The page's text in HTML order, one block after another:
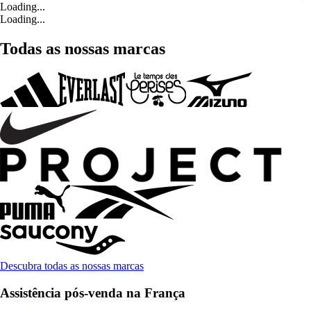
Loading...
Loading...
Todas as nossas marcas
Descubra todas as nossas marcas
Assistência pós-venda na França